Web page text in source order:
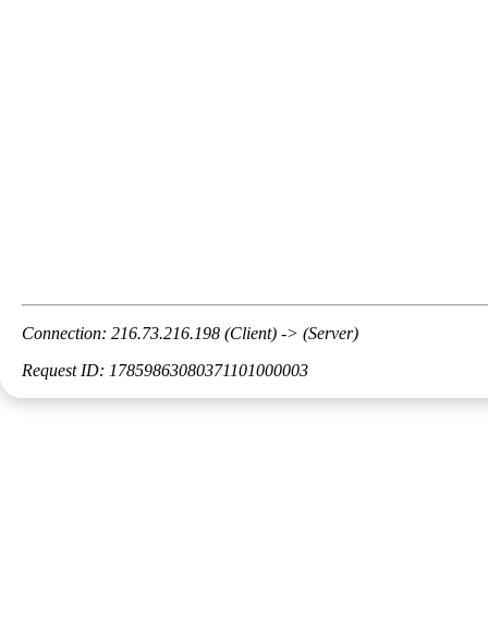
Connection: 216.73.216.198 (Client) -> (Server)
Request ID: 17859863080371101000003